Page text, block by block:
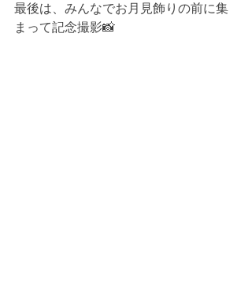
最後は、みんなでお月見飾りの前に集
まって記念撮影📸